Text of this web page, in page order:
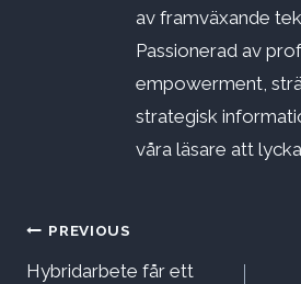
av framväxande
Passionerad av
empowerment,
strategisk
våra läsare att
PREVIOUS
Hybridarbete får ett